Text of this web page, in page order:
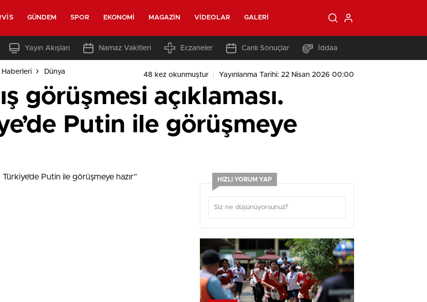
GÜNDEM SPOR EKONOMI MAGAZIN VIDEOLAR GALERI
Yayın Akışları Namaz Vakitleri Eczaneler Canlı Sonuçlar İddaa
Dünya 48 kez okunmuştur Yayınlanma Tarihi: 22 Nisan 2026 00:00
görüşmesi açıklaması.
Putin ile görüşmeye
HIZLI YORUM YAP